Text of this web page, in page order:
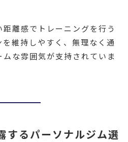
離感でトレーニングを行う
維持しやすく、無理なく通
な雰囲気が支持されていま
するパーソナルジム選